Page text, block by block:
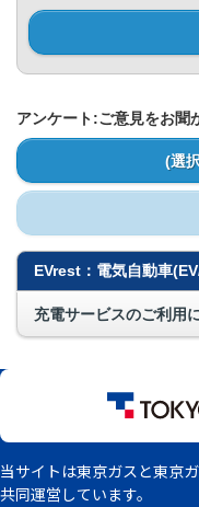
アンケート:ご意見をお聞
(選
EVrest：電気自動車
充電サービスのご利用
当サイトは東京ガスと東京
共同運営しています。
Cookies Details